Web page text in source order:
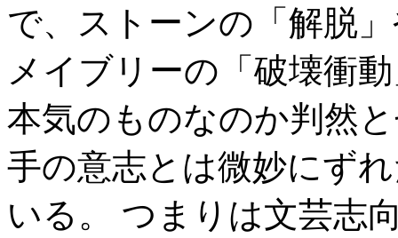
で、ストーンの「解脱
メイブリーの「破壊衝
本気のものなのか判然
手の意志とは微妙にず
いる。 つまりは文芸志